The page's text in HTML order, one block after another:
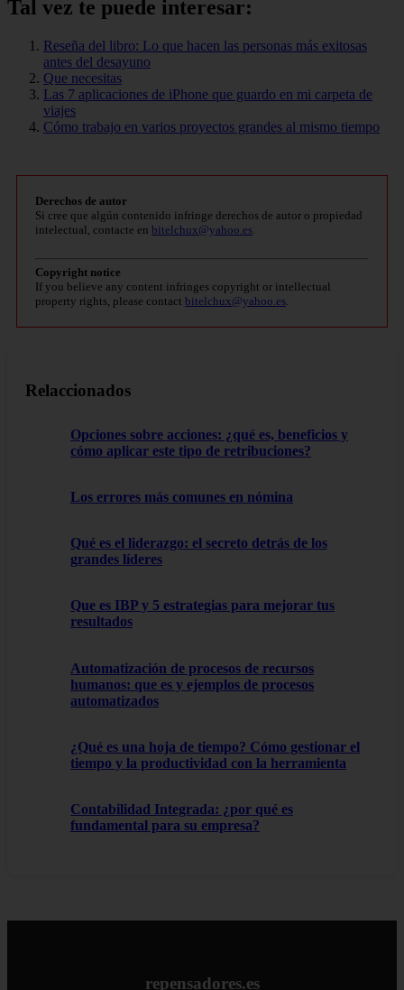
Tal vez te puede interesar:
Reseña del libro: Lo que hacen las personas más exitosas
antes del desayuno
Que necesitas
Las 7 aplicaciones de iPhone que guardo en mi carpeta de
viajes
Cómo trabajo en varios proyectos grandes al mismo tiempo
Derechos de autor
Si cree que algún contenido infringe derechos de autor o propiedad
intelectual, contacte en bitelchux@yahoo.es.
Copyright notice
If you believe any content infringes copyright or intellectual
property rights, please contact bitelchux@yahoo.es.
Relaccionados
Opciones sobre acciones: ¿qué es, beneficios y
cómo aplicar este tipo de retribuciones?
Los errores más comunes en nómina
Qué es el liderazgo: el secreto detrás de los
grandes líderes
Que es IBP y 5 estrategias para mejorar tus
resultados
Automatización de procesos de recursos
humanos: que es y ejemplos de procesos
automatizados
¿Qué es una hoja de tiempo? Cómo gestionar el
tiempo y la productividad con la herramienta
Contabilidad Integrada: ¿por qué es
fundamental para su empresa?
repensadores.es